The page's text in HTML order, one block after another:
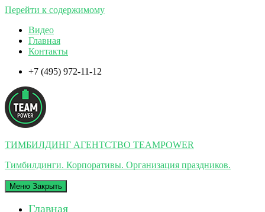
Перейти к содержимому
Видео
Главная
Контакты
+7 (495) 972-11-12
ТИМБИЛДИНГ АГЕНТСТВО TEAMPOWER
Тимбилдинги. Корпоративы. Организация праздников.
Меню Закрыть
Главная